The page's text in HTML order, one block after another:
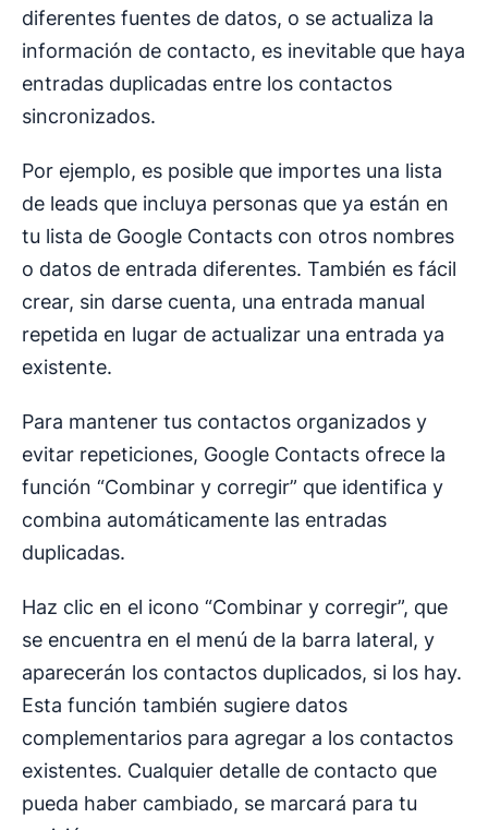
diferentes fuentes de datos, o se actualiza la
información de contacto, es inevitable que haya
entradas duplicadas entre los contactos
sincronizados.
Por ejemplo, es posible que importes una lista
de leads que incluya personas que ya están en
tu lista de Google Contacts con otros nombres
o datos de entrada diferentes. También es fácil
crear, sin darse cuenta, una entrada manual
repetida en lugar de actualizar una entrada ya
existente.
Para mantener tus contactos organizados y
evitar repeticiones, Google Contacts ofrece la
función “Combinar y corregir” que identifica y
combina automáticamente las entradas
duplicadas.
Haz clic en el icono “Combinar y corregir”, que
se encuentra en el menú de la barra lateral, y
aparecerán los contactos duplicados, si los hay.
Esta función también sugiere datos
complementarios para agregar a los contactos
existentes. Cualquier detalle de contacto que
pueda haber cambiado, se marcará para tu